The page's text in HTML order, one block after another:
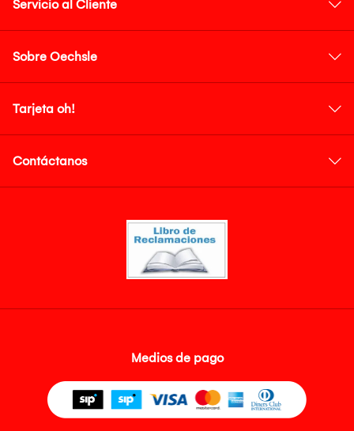
Servicio al Cliente
Sobre Oechsle
Tarjeta oh!
Contáctanos
Medios de pago